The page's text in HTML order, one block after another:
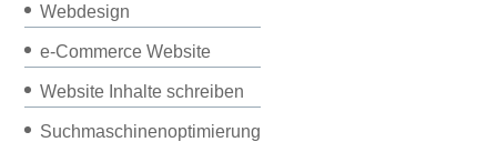
Webdesign
e-Commerce Website
Website Inhalte schreiben
Suchmaschinenoptimierung